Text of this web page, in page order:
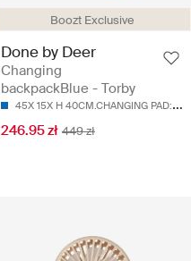
Boozt Exclusive
Done by Deer
Changing
backpackBlue - Torby
4
5X 15X H 40CM.CHANGING PAD:55X 35CM
246.95 zł 449 zł